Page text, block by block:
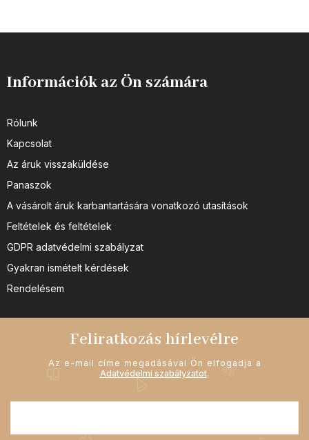
Információk az Ön számára
Rólunk
Kapcsolat
Az áruk visszaküldése
Panaszok
A vásárolt áruk karbantartására vonatkozó utasítások
Feltételek és feltételek
GDPR adatvédelmi szabályzat
Gyakran ismételt kérdések
Rendelésem
Feliratkozás hírlevélre
Az e-mail címe megadásával Ön elfogadja a
Adatvédelmi szabályzatot.